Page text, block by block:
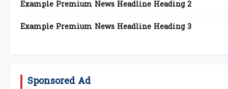
Example Premium News Headline Heading 2
Example Premium News Headline Heading 3
Sponsored Ad